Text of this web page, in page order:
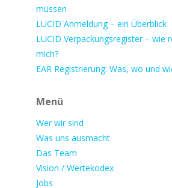
müssen
LUCID Anmeldung – ein Überblick
LUCID Verpackungsregister – wie
mich?
EAR Registrierung: Was, wo und
Menü
Wer wir sind
Was uns ausmacht
Das Team
Vision / Wertekodex
Jobs